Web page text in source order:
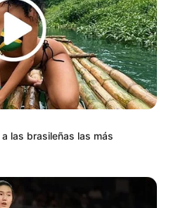
las brasileñas las más